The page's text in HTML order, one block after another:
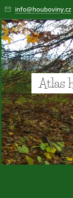
info@houboviny.cz
Atlas